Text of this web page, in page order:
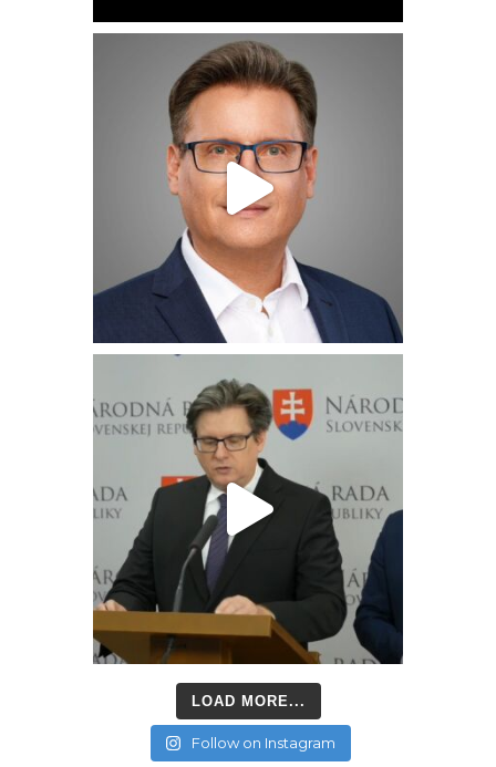
LOAD MORE...
Follow on Instagram